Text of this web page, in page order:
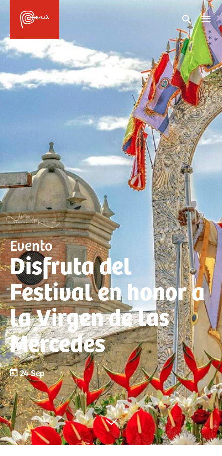
Evento
Disfruta del
Festival en honor a
la Virgen de las
Mercedes
24 Sep